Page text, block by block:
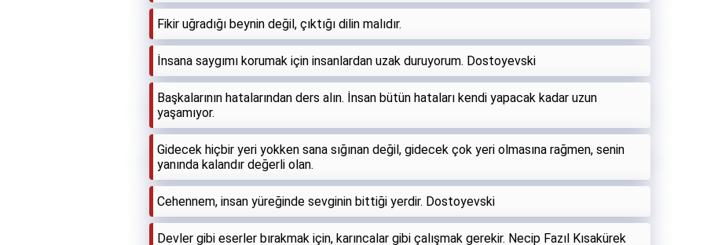
Fikir uğradığı beynin değil, çıktığı dilin malıdır.
İnsana saygımı korumak için insanlardan uzak duruyorum. Dostoyevski
Başkalarının hatalarından ders alın. İnsan bütün hataları kendi yapacak kadar uzun
yaşamıyor.
Gidecek hiçbir yeri yokken sana sığınan değil, gidecek çok yeri olmasına rağmen, senin
yanında kalandır değerli olan.
Cehennem, insan yüreğinde sevginin bittiği yerdir. Dostoyevski
Devler gibi eserler bırakmak için, karıncalar gibi çalışmak gerekir. Necip Fazıl Kısakürek